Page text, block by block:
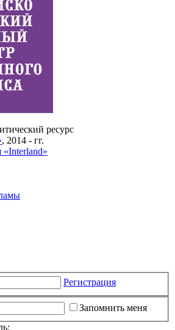
ресурс
, 2014 - гг.
«Interland»
Регистрация
Запомнить меня